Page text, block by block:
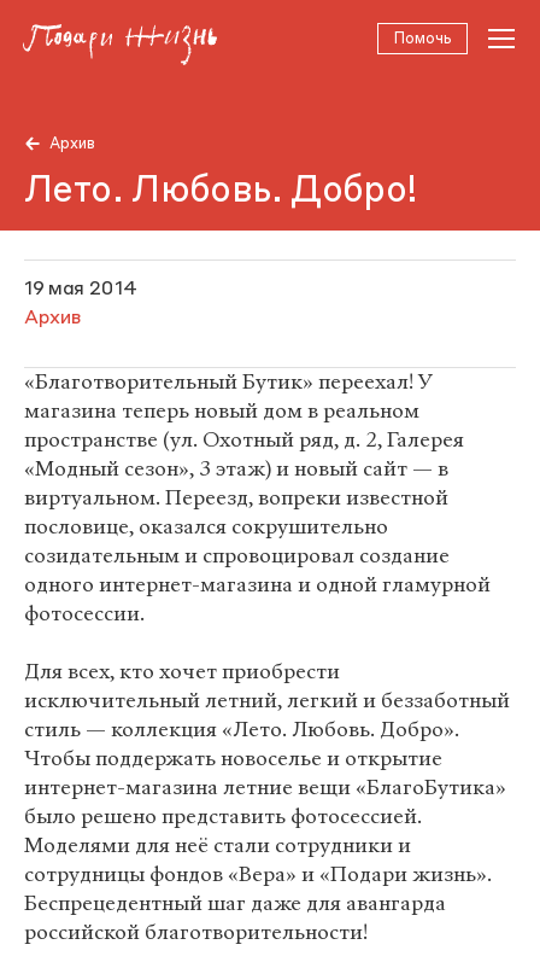
Помочь
Архив
Лето. Любовь. Добро!
19 мая 2014
Архив
«Благотворительный Бутик» переехал! У
магазина теперь новый дом в реальном
пространстве (ул. Охотный ряд, д. 2, Галерея
«Модный сезон», 3 этаж) и новый сайт — в
виртуальном. Переезд, вопреки известной
пословице, оказался сокрушительно
созидательным и спровоцировал создание
одного интернет-магазина и одной гламурной
фотосессии.
Для всех, кто хочет приобрести
исключительный летний, легкий и беззаботный
стиль — коллекция «Лето. Любовь. Добро».
Чтобы поддержать новоселье и открытие
интернет-магазина летние вещи «БлагоБутика»
было решено представить фотосессией.
Моделями для неё стали сотрудники и
сотрудницы фондов «Вера» и «Подари жизнь».
Беспрецедентный шаг даже для авангарда
российской благотворительности!